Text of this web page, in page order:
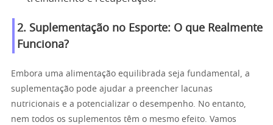
2. Suplementação no Esporte: O que Realmente
Funciona?
Embora uma alimentação equilibrada seja fundamental, a
suplementação pode ajudar a preencher lacunas
nutricionais e a potencializar o desempenho. No entanto,
nem todos os suplementos têm o mesmo efeito. Vamos